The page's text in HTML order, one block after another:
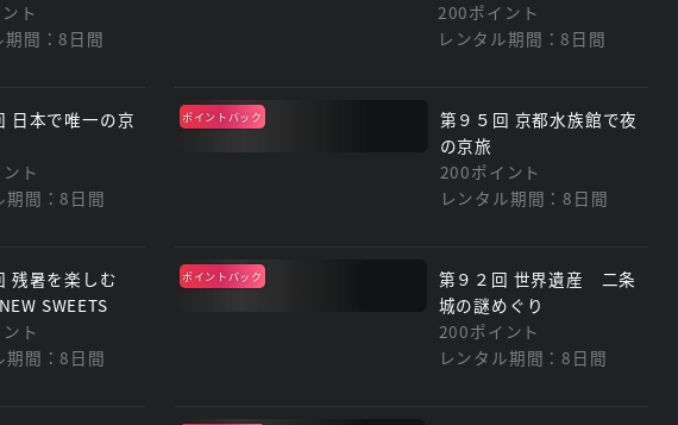
ト
期間：8日間
200ポイント
レンタル期間：8日間
日本で唯一の京
ト
期間：8日間
ポイントバック
第９５回 京都水族館で夜
の京旅
200ポイント
レンタル期間：8日間
残暑を楽しむ
SWEETS
ト
期間：8日間
ポイントバック
第９２回 世界遺産 二条
城の謎めぐり
200ポイント
レンタル期間：8日間